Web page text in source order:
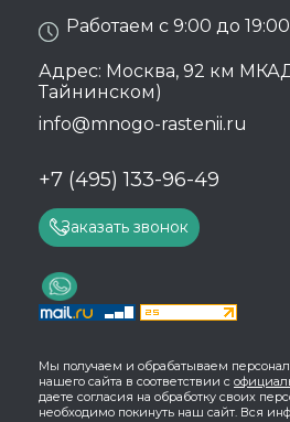
Работаем с 9:00 до 19:00
Адрес: Москва, 92 км
Тайнинском)
info@mnogo-rastenii.ru
+7 (495) 133-96-49
Заказать звонок
Мы получаем и обрабатываем
нашего сайта в соответствии с
даете согласия на обработку своих
необходимо покинуть наш сайт. Вся